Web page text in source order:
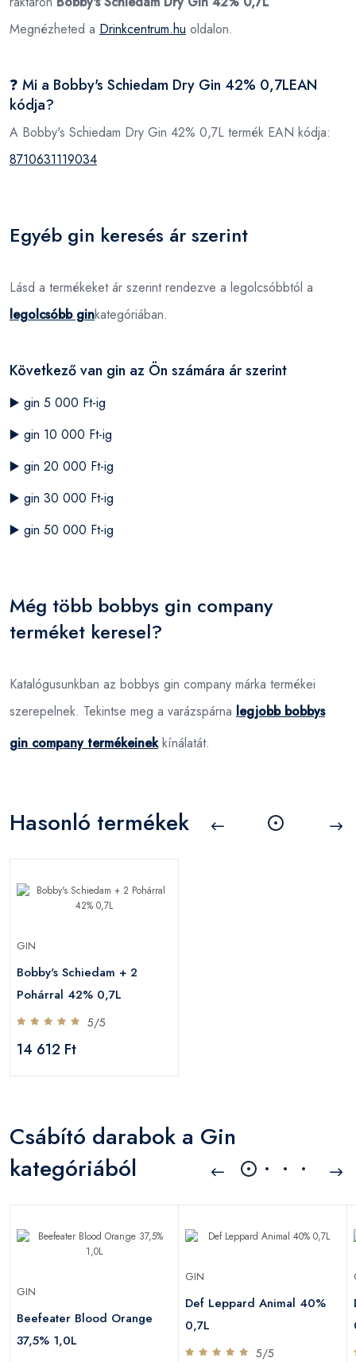
Megnézheted a Drinkcentrum.hu oldalon.
❓ Mi a Bobby's Schiedam Dry Gin 42% 0,7LEAN
kódja?
A Bobby's Schiedam Dry Gin 42% 0,7L termék EAN kódja:
8710631119034
Egyéb gin keresés ár szerint
Lásd a termékeket ár szerint rendezve a legolcsóbbtól a
legolcsóbb ginkategóriában.
Következő van gin az Ön számára ár szerint
▶️ gin 5 000 Ft-ig
▶️ gin 10 000 Ft-ig
▶️ gin 20 000 Ft-ig
▶️ gin 30 000 Ft-ig
▶️ gin 50 000 Ft-ig
Még több bobbys gin company
terméket keresel?
Katalógusunkban az bobbys gin company márka termékei
szerepelnek. Tekintse meg a varázspárna legjobb bobbys
gin company termékeinekkínálatát.
Hasonló termékek
GIN
Bobby's Schiedam + 2
Pohárral 42% 0,7L
5/5
14 612 Ft
Csábító darabok a Gin
kategóriából
GIN
Beefeater Blood Orange
37,5% 1,0L
GIN
Def Leppard Animal 40%
0,7L
5/5